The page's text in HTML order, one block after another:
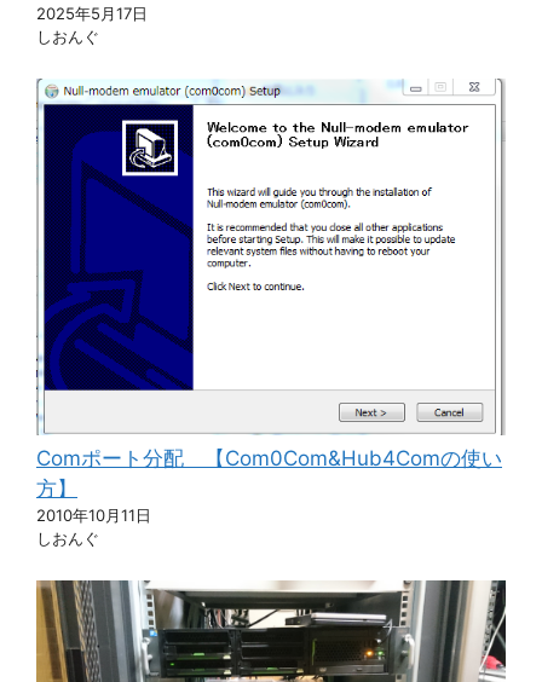
2025年5月17日
しおんぐ
Comポート分配 【Com0Com&Hub4Comの使い
方】
2010年10月11日
しおんぐ